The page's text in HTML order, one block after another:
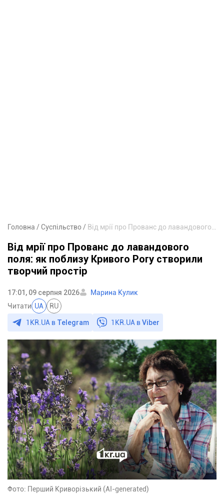
Головна Суспільство
Від мрії про Прованс до лавандового
поля: як поблизу Кривого Рогу створили
творчий простір
17:01, 09 серпня 2026
Марина Кулик
Читати UA RU
1KR.UA в Telegram 1KR.UA вViber
Фото: Перший Криворізький (AI-generated)